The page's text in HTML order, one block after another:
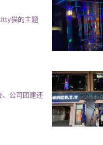
猫的主题
公司团建还